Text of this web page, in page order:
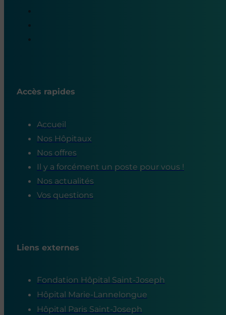
Accès rapides
Accueil
Nos Hôpitaux
Nos offres
Il y a forcément un poste pour vous !
Nos actualités
Vos questions
Liens externes
Fondation Hôpital Saint-Joseph
Hôpital Marie-Lannelongue
Hôpital Paris Saint-Joseph